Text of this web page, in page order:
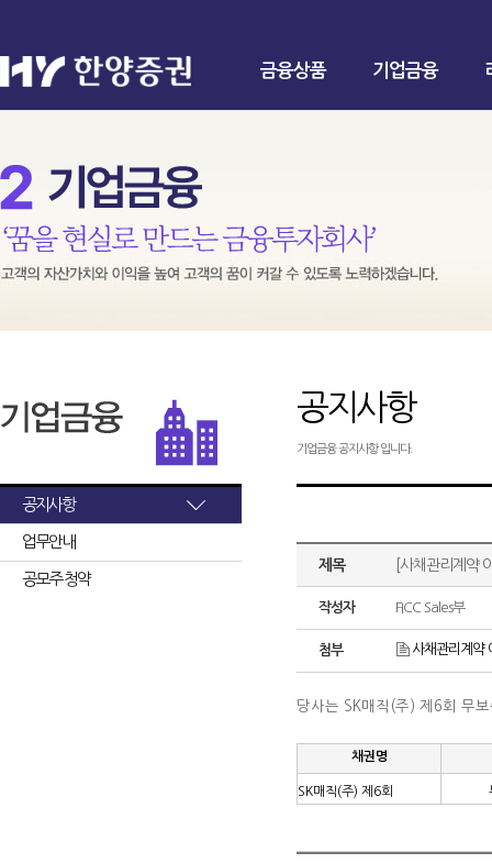
금융상품 기업금융
공지사항
업무안내
공모주 청약
공지사항
기업금융 공지사항 입니다.
제목 [사채관리계약
작성자 FICC Sales부
첨부 사채관리계약
당사는 SK매직(주) 제6회 무
채권명
SK매직(주) 제6회